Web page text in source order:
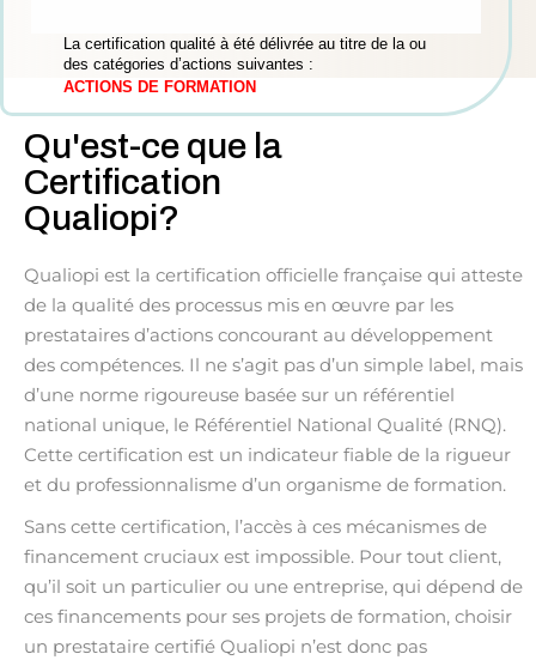
La certification qualité à été délivrée au titre de la ou
des catégories d’actions suivantes :
ACTIONS DE FORMATION
Qu'est-ce que la
Certification
Qualiopi?
Qualiopi est la certification officielle française qui atteste
de la qualité des processus mis en œuvre par les
prestataires d’actions concourant au développement
des compétences. Il ne s’agit pas d’un simple label, mais
d’une norme rigoureuse basée sur un référentiel
national unique, le Référentiel National Qualité (RNQ).
Cette certification est un indicateur fiable de la rigueur
et du professionnalisme d’un organisme de formation.
Sans cette certification, l’accès à ces mécanismes de
financement cruciaux est impossible. Pour tout client,
qu’il soit un particulier ou une entreprise, qui dépend de
ces financements pour ses projets de formation, choisir
un prestataire certifié Qualiopi n’est donc pas
Voulez-vous devenir formateur ?